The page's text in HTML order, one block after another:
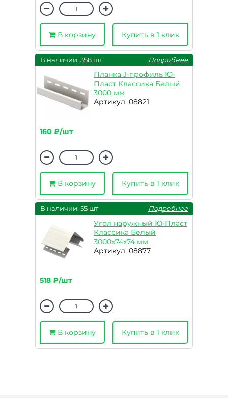
В корзину Купить в 1 клик
В наличии: 358 шт Подробнее
Планка J-профиль Ю-
Пласт Классика Белый
3000 мм
Артикул: 08821
160 ₽/шт
В корзину Купить в 1 клик
В наличии: 55 шт Подробнее
Угол наружный Ю-Пласт
Классика Белый
3000х74х74 мм
Артикул: 08877
518 ₽/шт
В корзину Купить в 1 клик